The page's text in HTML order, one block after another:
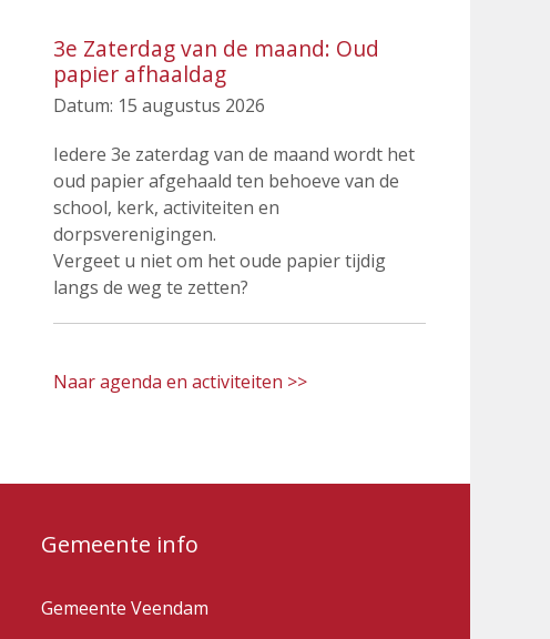
3e Zaterdag van de maand: Oud
papier afhaaldag
Datum: 15 augustus 2026
Iedere 3e zaterdag van de maand wordt het
oud papier afgehaald ten behoeve van de
school, kerk, activiteiten en
dorpsverenigingen.
Vergeet u niet om het oude papier tijdig
langs de weg te zetten?
Naar agenda en activiteiten >>
Gemeente info
Gemeente Veendam